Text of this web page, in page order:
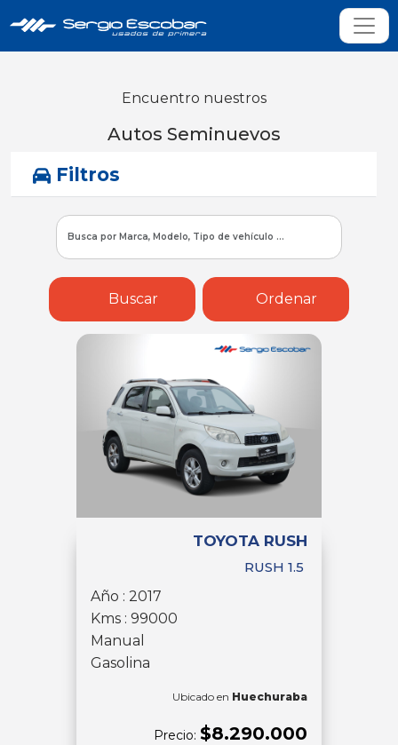
Encuentro nuestros
Autos Seminuevos
Filtros
Buscar Ordenar
TOYOTA RUSH
RUSH 1.5
Año : 2017
Kms : 99000
Manual
Gasolina
Ubicado en Huechuraba
Precio: $8.290.000